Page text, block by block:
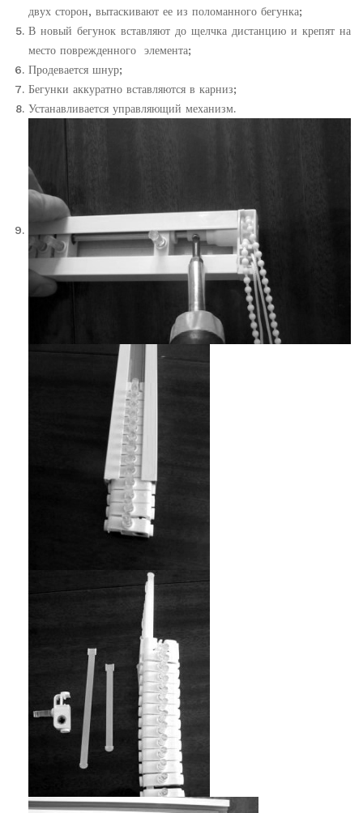
двух сторон, вытаскивают ее из поломанного бегунка;
В новый бегунок вставляют до щелчка дистанцию и крепят на
место поврежденного элемента;
Продевается шнур;
Бегунки аккуратно вставляются в карниз;
Устанавливается управляющий механизм.